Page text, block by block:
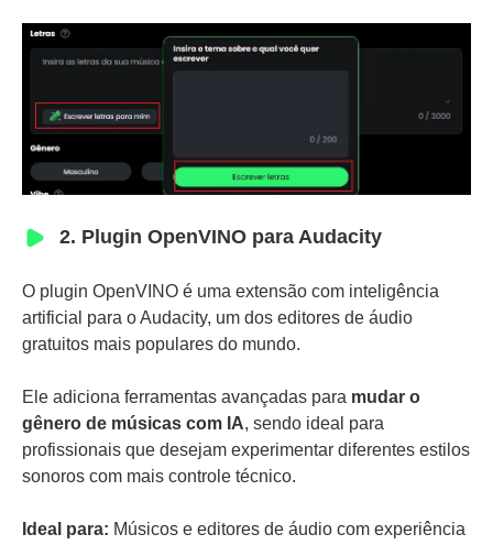
2. Plugin OpenVINO para Audacity
O plugin OpenVINO é uma extensão com inteligência
artificial para o Audacity, um dos editores de áudio
gratuitos mais populares do mundo.
Ele adiciona ferramentas avançadas para mudar o
gênero de músicas com IA, sendo ideal para
profissionais que desejam experimentar diferentes estilos
sonoros com mais controle técnico.
Ideal para: Músicos e editores de áudio com experiência